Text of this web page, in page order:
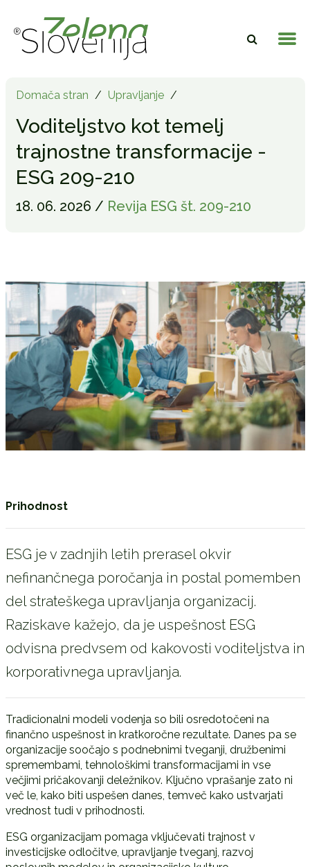
Domača stran / Upravljanje /
Voditeljstvo kot temelj
trajnostne transformacije -
ESG 209-210
18. 06. 2026 / Revija ESG št. 209-210
Prihodnost
ESG je v zadnjih letih prerasel okvir
nefinančnega poročanja in postal pomemben
del strateškega upravljanja organizacij.
Raziskave kažejo, da je uspešnost ESG
odvisna predvsem od kakovosti voditeljstva in
korporativnega upravljanja.
Tradicionalni modeli vodenja so bili osredotočeni na
finančno uspešnost in kratkoročne rezultate. Danes pa se
organizacije soočajo s podnebnimi tveganji, družbenimi
spremembami, tehnološkimi transformacijami in vse
večjimi pričakovanji deležnikov. Ključno vprašanje zato ni
več le, kako biti uspešen danes, temveč kako ustvarjati
vrednost tudi v prihodnosti.
ESG organizacijam pomaga vključevati trajnost v
investicijske odločitve, upravljanje tveganj, razvoj